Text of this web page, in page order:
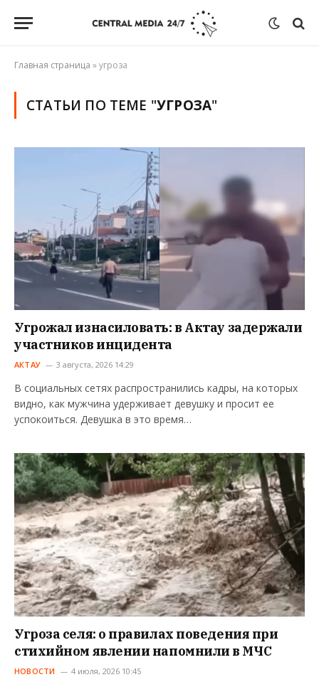
Главная страница »угроза
СТАТЬИ ПО ТЕМЕ "УГРОЗА"
Угрожал изнасиловать: в Актау задержали
участников инцидента
АКТАУ 3 августа, 2026 14:29
В социальных сетях распространились кадры, на которых
видно, как мужчина удерживает девушку и просит ее
успокоиться. Девушка в это время…
Угроза селя: о правилах поведения при
стихийном явлении напомнили в МЧС
НОВОСТИ 4 июля, 2026 10:45